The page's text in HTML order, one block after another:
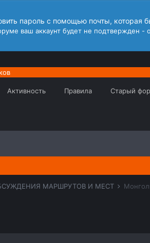
пароль с помощью почты, которая
ваш аккаунт будет не подтвержден -
Активность Правила Старый
МАРШРУТОВ И МЕСТ